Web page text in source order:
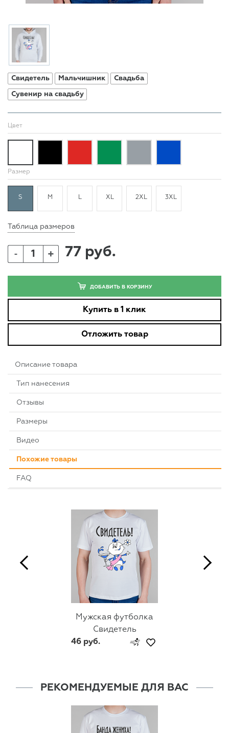
Свидетель Мальчишник Свадьба
Сувенир на свадьбу
Цвет
Размер
S M L XL 2XL 3XL
Таблица размеров
- + 77 руб.
ДОБАВИТЬ В КОРЗИНУ
Купить в 1 клик
Отложить товар
Описание товара
Тип нанесения
Отзывы
Размеры
Видео
Похожие товары
FAQ
Мужская футболка
Свидетель
46 руб.
РЕКОМЕНДУЕМЫЕ ДЛЯ ВАС